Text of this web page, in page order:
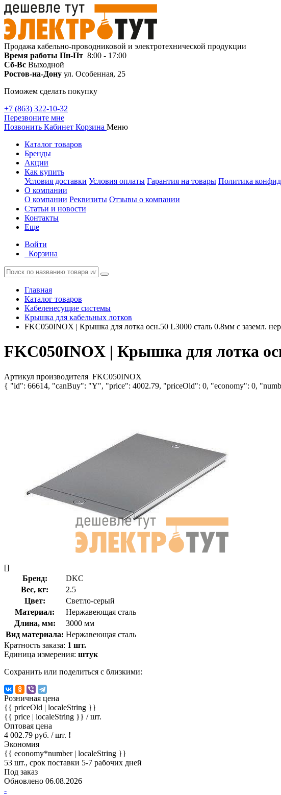
Продажа кабельно-проводниковой и электротехнической продукции
Время работы Пн-Пт 8:00 - 17:00
Сб-Вс Выходной
Ростов-на-Дону ул. Особенная, 25
Поможем сделать покупку
+7 (863) 322-10-32
Перезвоните мне
Позвонить Кабинет Корзина Меню
Каталог товаров
Бренды
Акции
Как купить
Условия доставки Условия оплаты Гарантия на товары Политика
О компании
О компании Реквизиты Отзывы о компании
Статьи и новости
Контакты
Еще
Войти
Корзина
Главная
Каталог товаров
Кабеленесущие системы
Крышка для кабельных лотков
FKC050INOX | Крышка для лотка осн.50 L3000 сталь 0.8мм с заземл.
FKC050INOX | Крышка для лотка
Артикул производителя FKC050INOX
{ "id": 66614, "canBuy": "Y", "price": 4002.79, "priceOld": 0, "economy": 0,
[]
Бренд:
DKC
Вес, кг:
2.5
Цвет:
Светло-серый
Материал:
Нержавеющая сталь
Длина, мм:
3000 мм
Вид материала: Нержавеющая сталь
Кратность заказа: 1 шт.
Единица измерения: штук
Сохранить или поделиться с близкими:
Розничная цена
{{ priceOld | localeString }}
{{ price | localeString }} / шт.
Оптовая цена
4 002.79 руб. / шт. !
Экономия
{{ economy*number | localeString }}
53 шт., срок поставки 5-7 рабочих дней
Под заказ
Обновлено 06.08.2026
-